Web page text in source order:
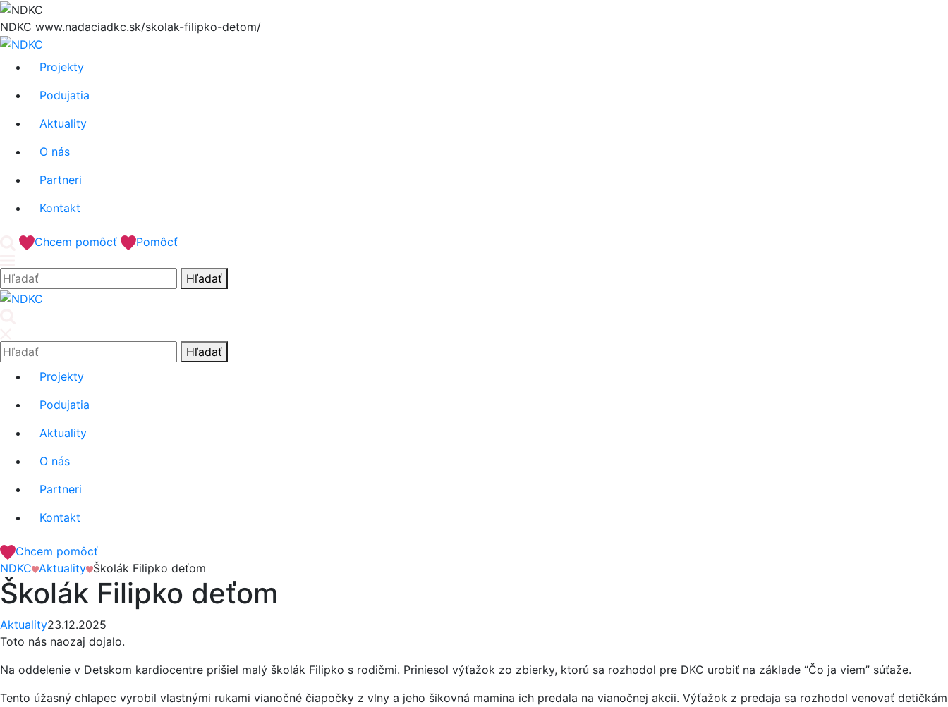
Hore
NDKC www.nadaciadkc.sk/skolak-filipko-detom/
Projekty
Podujatia
Aktuality
O nás
Partneri
Kontakt
'.__('Search').'Chcem pomôcť Pomôcť
Hľadať: Hľadať
Hľadať:
Hľadať
Projekty
Podujatia
Aktuality
O nás
Partneri
Kontakt
Chcem pomôcť
NDKC Aktuality Školák Filipko deťom
Školák Filipko deťom
Aktuality23.12.2025
Toto nás naozaj dojalo.
Na oddelenie v Detskom kardiocentre prišiel malý školák Filipko s rodičmi. Priniesol výťažok zo zbierky, ktorú sa rozhodol pre DKC urobiť na základe “Čo ja viem” súťaže.
Tento úžasný chlapec vyrobil vlastnými rukami vianočné čiapočky z vlny a jeho šikovná mamina ich predala na vianočnej akcii. Výťažok z predaja sa rozhodol venovať detičkám